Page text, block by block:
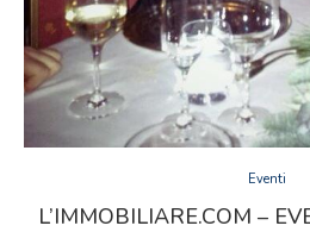
Eventi
L’IMMOBILIARE.COM –